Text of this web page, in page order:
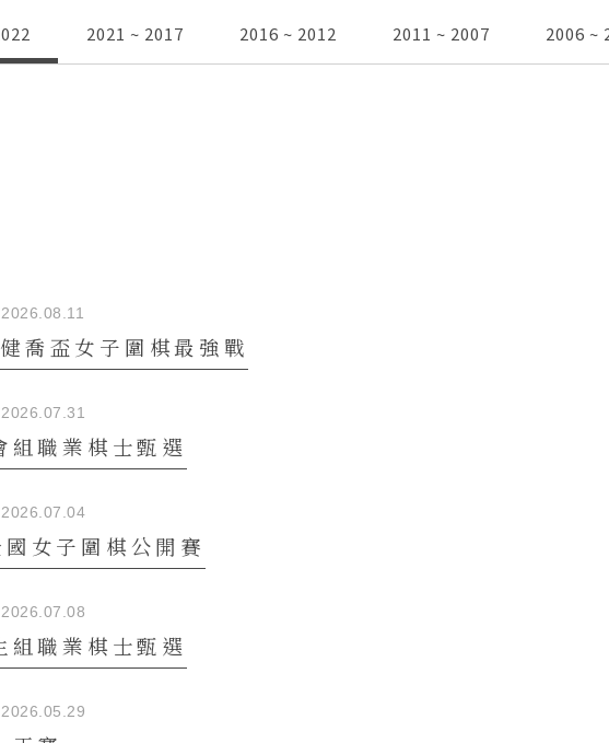
2021 ~ 2017 2016 ~ 2012 2011 ~ 2007 2006 ~
喬盃女子圍棋最強戰
組職業棋士甄選
女子圍棋公開賽
組職業棋士甄選